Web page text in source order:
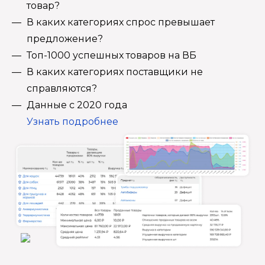
товар?
В каких категориях спрос превышает
предложение?
Топ-1000 успешных товаров на ВБ
В каких категориях поставщики не
справляются?
Данные с 2020 года
Узнать подробнее